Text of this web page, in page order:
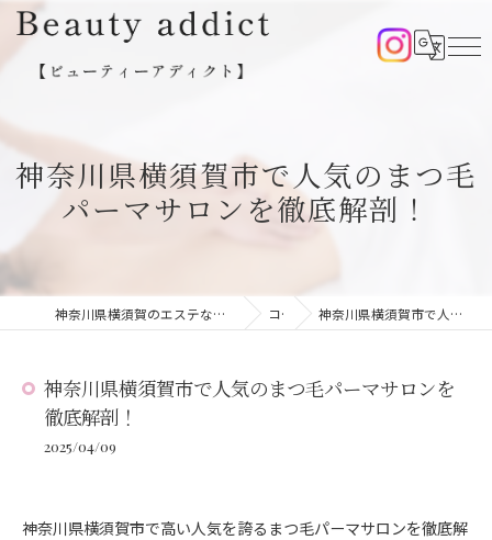
神奈川県横須賀市で人気のまつ毛
パーマサロンを徹底解剖！
神奈川県横須賀のエステならBeauty addict【ビューティーアディクト】 コラム 神奈川県横須賀市で人気のまつ毛パーマサロンを徹底解剖！
神奈川県横須賀市で人気のまつ毛パーマサロンを
徹底解剖！
2025/04/09
神奈川県横須賀市で高い人気を誇るまつ毛パーマサロンを徹底解